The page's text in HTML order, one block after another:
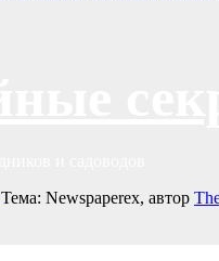
Тема: Newspaperex, автор